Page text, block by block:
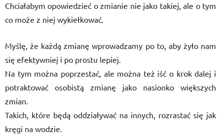
Chciałabym opowiedzieć o zmianie nie jako takiej, ale o tym
co może z niej wykiełkować.
Myślę, że każdą zmianę wprowadzamy po to, aby żyło nam
się efektywniej i po prostu lepiej.
Na tym można poprzestać, ale można też iść o krok dalej i
potraktować osobistą zmianę jako nasionko większych
zmian.
Takich, które będą oddziaływać na innych, rozrastać się jak
kręgi na wodzie.